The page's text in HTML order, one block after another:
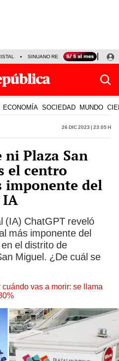
SINUANO RESULTADOS HOY
ECONOMÍA SOCIEDAD MUNDO
26 Dic 2023 | 23:05 h
Plaza San
el centro
imponente del
IA
(IA) ChatGPT reveló
más imponente del
el distrito de
Miguel. ¿De cuál se
vas a morir: se llama